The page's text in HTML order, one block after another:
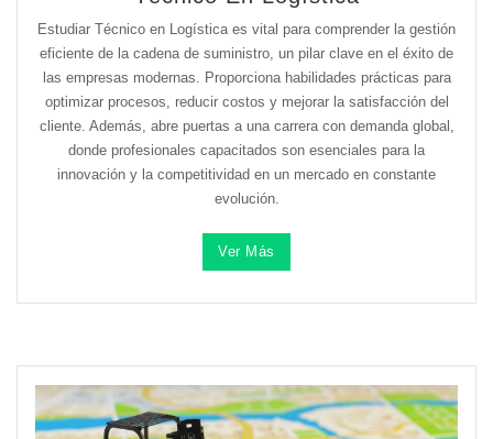
Estudiar Técnico en Logística es vital para comprender la gestión
eficiente de la cadena de suministro, un pilar clave en el éxito de
las empresas modernas. Proporciona habilidades prácticas para
optimizar procesos, reducir costos y mejorar la satisfacción del
cliente. Además, abre puertas a una carrera con demanda global,
donde profesionales capacitados son esenciales para la
innovación y la competitividad en un mercado en constante
evolución.
Ver Más